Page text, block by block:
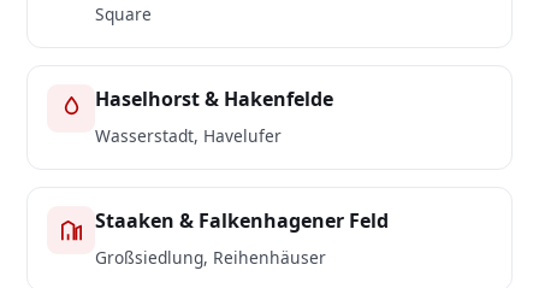
Square
Haselhorst & Hakenfelde
Wasserstadt, Havelufer
Staaken & Falkenhagener Feld
Großsiedlung, Reihenhäuser